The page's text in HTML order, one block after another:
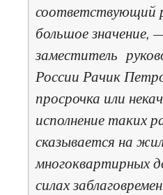
соответствующий
большое значение,
заместитель
России Рачик
просрочка или
исполнение таких
сказывается на
многоквартирных
силах